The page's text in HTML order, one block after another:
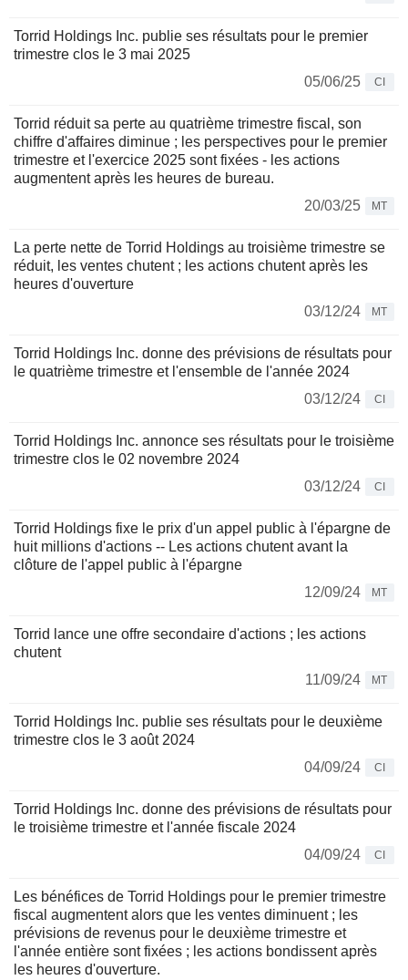
Torrid Holdings Inc. publie ses résultats pour le premier
trimestre clos le 3 mai 2025
05/06/25
CI
Torrid réduit sa perte au quatrième trimestre fiscal, son
chiffre d'affaires diminue ; les perspectives pour le premier
trimestre et l'exercice 2025 sont fixées - les actions
augmentent après les heures de bureau.
20/03/25
MT
La perte nette de Torrid Holdings au troisième trimestre se
réduit, les ventes chutent ; les actions chutent après les
heures d'ouverture
03/12/24
MT
Torrid Holdings Inc. donne des prévisions de résultats pour
le quatrième trimestre et l'ensemble de l'année 2024
03/12/24
CI
Torrid Holdings Inc. annonce ses résultats pour le troisième
trimestre clos le 02 novembre 2024
03/12/24
CI
Torrid Holdings fixe le prix d'un appel public à l'épargne de
huit millions d'actions -- Les actions chutent avant la
clôture de l'appel public à l'épargne
12/09/24
MT
Torrid lance une offre secondaire d'actions ; les actions
chutent
11/09/24
MT
Torrid Holdings Inc. publie ses résultats pour le deuxième
trimestre clos le 3 août 2024
04/09/24
CI
Torrid Holdings Inc. donne des prévisions de résultats pour
le troisième trimestre et l'année fiscale 2024
04/09/24
CI
Les bénéfices de Torrid Holdings pour le premier trimestre
fiscal augmentent alors que les ventes diminuent ; les
prévisions de revenus pour le deuxième trimestre et
l'année entière sont fixées ; les actions bondissent après
les heures d'ouverture.